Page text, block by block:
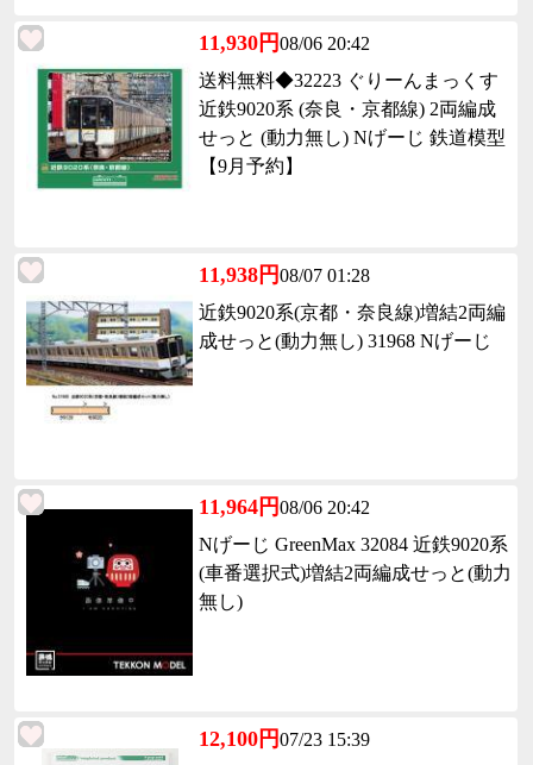
11,930円08/06 20:42
送料無料◆32223 ぐりーんまっくす
近鉄9020系 (奈良・京都線) 2両編成
せっと (動力無し) Nげーじ 鉄道模型
【9月予約】
11,938円08/07 01:28
近鉄9020系(京都・奈良線)増結2両編
成せっと(動力無し) 31968 Nげーじ
11,964円08/06 20:42
Nげーじ GreenMax 32084 近鉄9020系
(車番選択式)増結2両編成せっと(動力
無し)
12,100円07/23 15:39